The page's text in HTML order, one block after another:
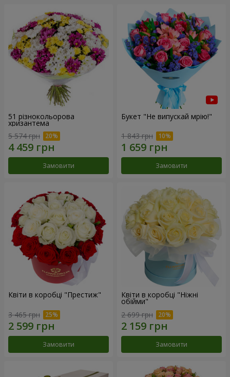
51 різнокольорова
хризантема
5 574 грн
Замовити
Букет "Не випускай мрію!"
1 843 грн
Замовити
Квіти в коробці "Престиж"
3 465 грн
Замовити
Квіти в коробці "Ніжні
обійми"
2 699 грн
Замовити